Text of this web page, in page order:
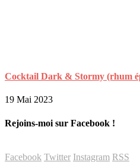
Cocktail Dark & Stormy (rhum
19 Mai 2023
Rejoins-moi sur Facebook !
Facebook Twitter Instagram RSS